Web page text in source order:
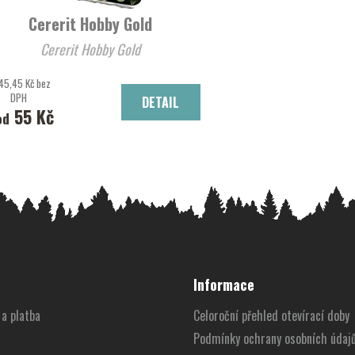
Cererit Hobby Gold
Cererit Hobby Gold
Kč bez
DPH
55 Kč
DETAIL
platba
Informace
Celoroční přehled otevírací doby
Podmínky ochrany osobních